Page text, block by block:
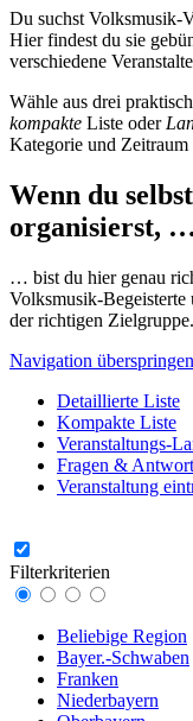
Du suchst Volksmusik-
Hier findest du sie
verschiedene
Wähle aus drei
kompakte Liste oder
Kategorie und Zeitraum
Wenn du
organisierst, …
… bist du hier genau
Volksmusik-
der richtigen Zielgruppe.
Navigation überspringen
Detaillierte Liste
Kompakte Liste
Veranstaltungs-
Fragen &
Veranstaltung
Filterkriterien
Beliebige Region
Bayer.-Schwaben
Franken
Niederbayern